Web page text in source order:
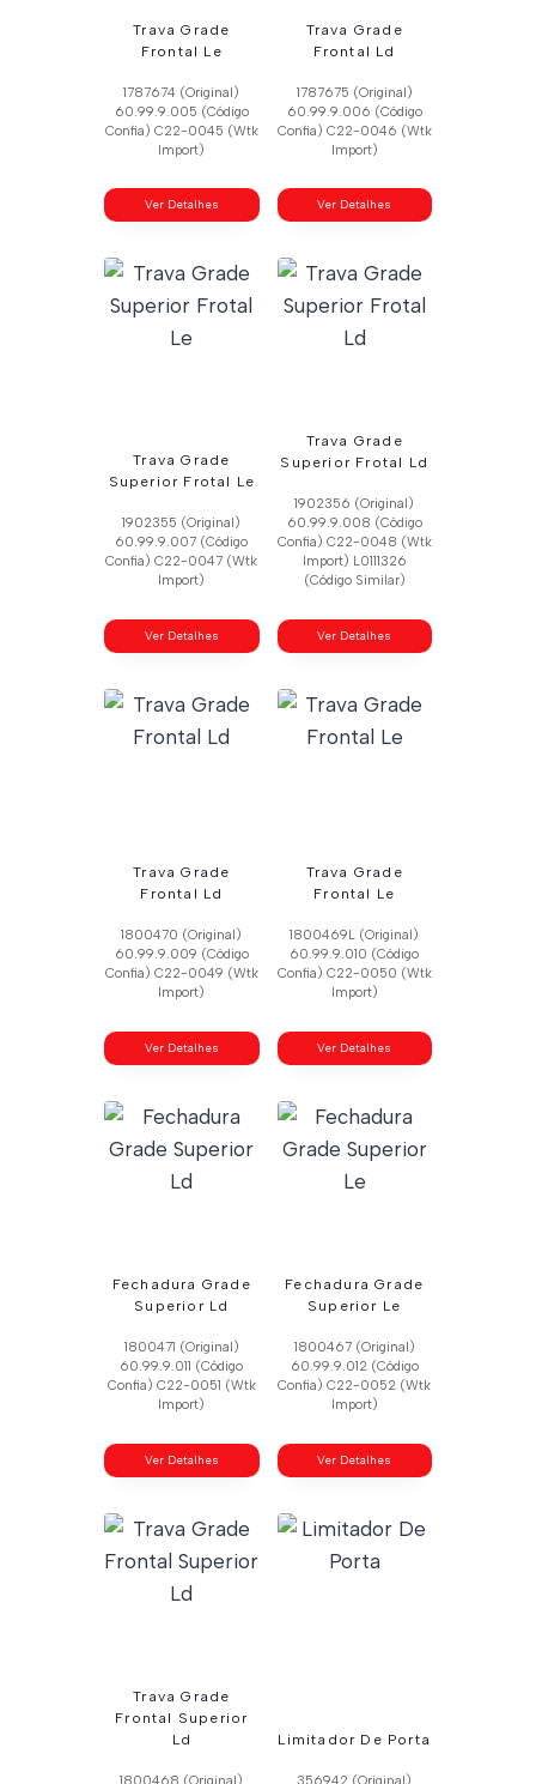
Trava Grade
Frontal Le
1787674 (Original)
60.99.9.005 (Código
Confia) C22-0045 (Wtk
Import)
Ver Detalhes
Trava Grade
Frontal Ld
1787675 (Original)
60.99.9.006 (Código
Confia) C22-0046 (Wtk
Import)
Ver Detalhes
Trava Grade
Superior Frotal Le
1902355 (Original)
60.99.9.007 (Código
Confia) C22-0047 (Wtk
Import)
Ver Detalhes
Trava Grade
Superior Frotal Ld
1902356 (Original)
60.99.9.008 (Código
Confia) C22-0048 (Wtk
Import) L0111326
(Código Similar)
Ver Detalhes
Trava Grade
Frontal Ld
1800470 (Original)
60.99.9.009 (Código
Confia) C22-0049 (Wtk
Import)
Ver Detalhes
Trava Grade
Frontal Le
1800469L (Original)
60.99.9.010 (Código
Confia) C22-0050 (Wtk
Import)
Ver Detalhes
Fechadura Grade
Superior Ld
1800471 (Original)
60.99.9.011 (Código
Confia) C22-0051 (Wtk
Import)
Ver Detalhes
Fechadura Grade
Superior Le
1800467 (Original)
60.99.9.012 (Código
Confia) C22-0052 (Wtk
Import)
Ver Detalhes
Trava Grade
Frontal Superior
Ld
Limitador De Porta